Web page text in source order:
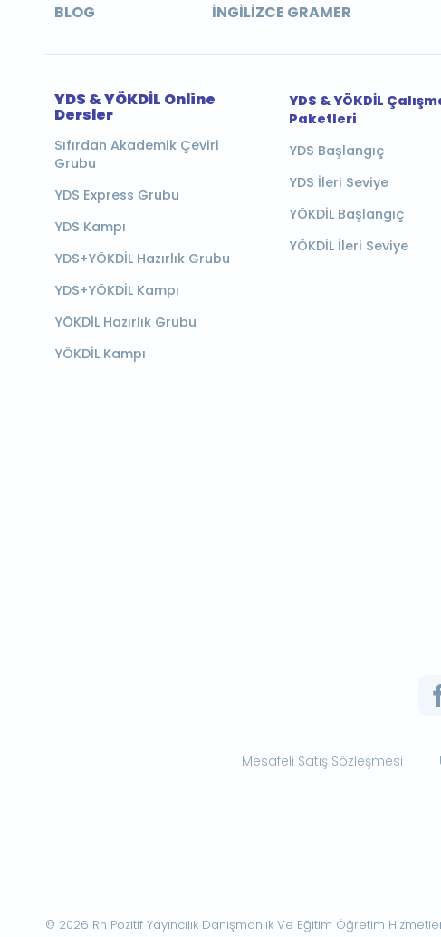
BLOG İNGILIZCE GRAMER
YDS & YÖKDİL Online
Dersler
Sıfırdan Akademik Çeviri
Grubu
YDS Express Grubu
YDS Kampı
YDS+YÖKDİL Hazırlık Grubu
YDS+YÖKDİL Kampı
YÖKDİL Hazırlık Grubu
YÖKDİL Kampı
YDS & YÖKDİL
Paketleri
YDS Başlangıç
YDS İleri Seviye
YÖKDİL Başlangıç
YÖKDİL İleri Seviye
Mesafeli Satış Sözleşmesi
© 2026 Rh Pozitif Yayıncılık Danışmanlık Ve Eğitim Öğretim